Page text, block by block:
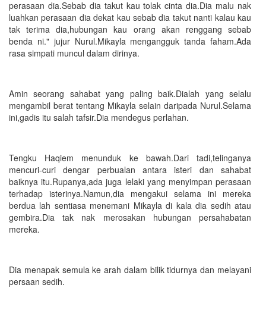
perasaan dia.Sebab dia takut kau tolak cinta dia.Dia malu nak
luahkan perasaan dia dekat kau sebab dia takut nanti kalau kau
tak terima dia,hubungan kau orang akan renggang sebab
benda ni." jujur Nurul.Mikayla mengangguk tanda faham.Ada
rasa simpati muncul dalam dirinya.
Amin seorang sahabat yang paling baik.Dialah yang selalu
mengambil berat tentang Mikayla selain daripada Nurul.Selama
ini,gadis itu salah tafsir.Dia mendegus perlahan.
Tengku Haqiem menunduk ke bawah.Dari tadi,telinganya
mencuri-curi dengar perbualan antara isteri dan sahabat
baiknya itu.Rupanya,ada juga lelaki yang menyimpan perasaan
terhadap isterinya.Namun,dia mengakui selama ini mereka
berdua lah sentiasa menemani Mikayla di kala dia sedih atau
gembira.Dia tak nak merosakan hubungan persahabatan
mereka.
Dia menapak semula ke arah dalam bilik tidurnya dan melayani
persaan sedih.